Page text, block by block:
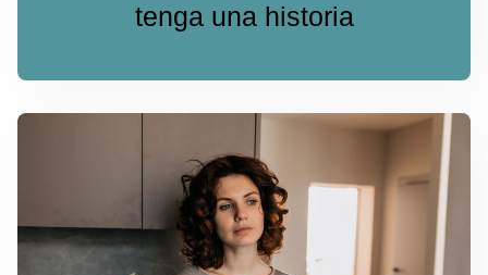
tenga una historia